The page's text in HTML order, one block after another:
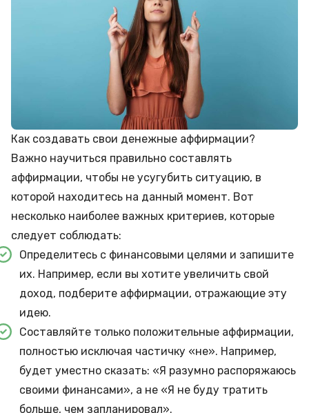
Как создавать свои денежные аффирмации?
Важно научиться правильно составлять
аффирмации, чтобы не усугубить ситуацию, в
которой находитесь на данный момент. Вот
несколько наиболее важных критериев, которые
следует соблюдать:
Определитесь с финансовыми целями и запишите
их. Например, если вы хотите увеличить свой
доход, подберите аффирмации, отражающие эту
идею.
Составляйте только положительные аффирмации,
полностью исключая частичку «не». Например,
будет уместно сказать: «Я разумно распоряжаюсь
своими финансами», а не «Я не буду тратить
больше, чем запланировал».